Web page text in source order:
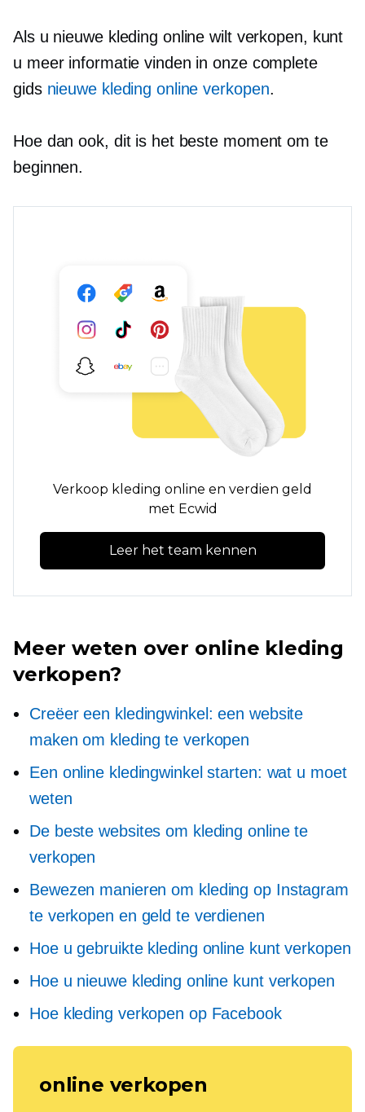
Als u nieuwe kleding online wilt verkopen, kunt
u meer informatie vinden in onze complete
gids nieuwe kleding online verkopen.
Hoe dan ook, dit is het beste moment om te
beginnen.
Verkoop kleding online en verdien geld
met Ecwid
Leer het team kennen
Meer weten over online kleding
verkopen?
Creëer een kledingwinkel: een website
maken om kleding te verkopen
Een online kledingwinkel starten: wat u moet
weten
De beste websites om kleding online te
verkopen
Bewezen manieren om kleding op Instagram
te verkopen en geld te verdienen
Hoe u gebruikte kleding online kunt verkopen
Hoe u nieuwe kleding online kunt verkopen
Hoe kleding verkopen op Facebook
online verkopen